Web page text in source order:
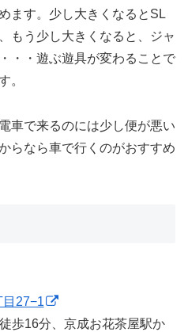
ます。少し大きくなるとSL
もう少し大きくなると、ジャ
・・遊ぶ遊具が変わることで
。
車で来るのには少し便が悪い
らなら車で行くのがおすすめ
27−1
歩16分、京成お花茶屋駅か